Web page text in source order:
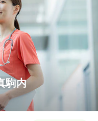
以上
ブランク可
詳細を見る
駒内